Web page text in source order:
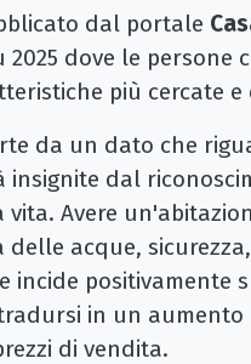
dal portale
2025 dove le
più cercate
da un dato che
dal
Avere
delle acque,
incide positivamente
in un
di vendita.